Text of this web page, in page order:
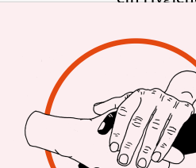
aufgrund
aber für
wir wollen